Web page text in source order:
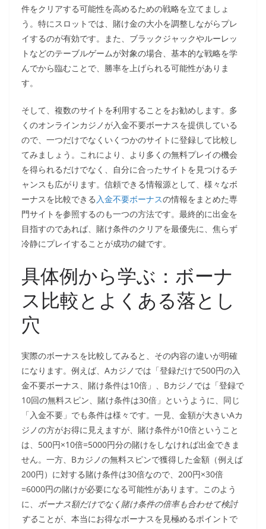
件をクリアする可能性を高めるための戦略を立てましょ
う。特にスロットでは、賭け金の大小を調整しながらプレ
イするのが有効です。また、ブラックジャックやルーレッ
トなどのテーブルゲームが対象の場合、基本的な戦略を学
んでから臨むことで、勝率を上げられる可能性がありま
す。
そして、複数のサイトを利用することをお勧めします。多
くのオンラインカジノが入金不要ボーナスを提供している
ので、一つだけでなくいくつかのサイトに登録して比較し
てみましょう。これにより、より多くの無料プレイの機会
を得られるだけでなく、自分に合ったサイトを見つけるチ
ャンスも広がります。信頼できる情報源として、様々なボ
ーナスを比較できる 入金不要ボーナスの情報をまとめた専
門サイトを参照するのも一つの方法です。最終的に出金を
目指すのであれば、賭け条件のクリアを最優先に、焦らず
冷静にプレイすることが成功の鍵です。
具体例から学ぶ：ボーナ
ス比較とよくある落とし
穴
実際のボーナスを比較してみると、その内容の違いが明確
になります。例えば、Aカジノでは「登録だけで500円の入
金不要ボーナス、賭け条件は10倍」、Bカジノでは「登録で
10回の無料スピン、賭け条件は30倍」というように、同じ
「入金不要」でも条件は様々です。一見、金額が大きいAカ
ジノの方がお得に見えますが、賭け条件が10倍ということ
は、500円×10倍=5000円分の賭けをしなければ出金できま
せん。一方、Bカジノの無料スピンで獲得した金額（例えば
200円）に対する賭け条件は30倍なので、200円×30倍
=6000円の賭けが必要になる可能性があります。このよう
に、 ボーナス額だけでなく賭け条件の倍率も合わせて検討
することが、本当にお得なボーナスを見極めるポイントで